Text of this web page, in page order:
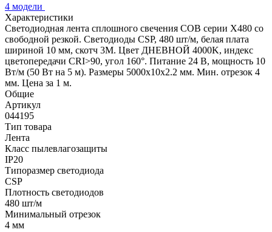
4 модели
Характеристики
Светодиодная лента сплошного свечения COB серии X480 со
свободной резкой. Светодиоды CSP, 480 шт/м, белая плата
шириной 10 мм, скотч 3M. Цвет ДНЕВНОЙ 4000K, индекс
цветопередачи CRI>90, угол 160°. Питание 24 В, мощность 10
Вт/м (50 Вт на 5 м). Размеры 5000х10х2.2 мм. Мин. отрезок 4
мм. Цена за 1 м.
Общие
Артикул
044195
Тип товара
Лента
Класс пылевлагозащиты
IP20
Типоразмер светодиода
CSP
Плотность светодиодов
480 шт/м
Минимальный отрезок
4 мм